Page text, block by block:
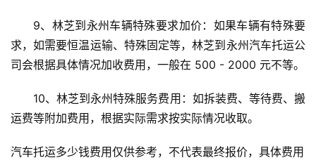
9、林芝到永州车辆特殊要求加价：如果车辆有特殊要
求，如需要恒温运输、特殊固定等，林芝到永州汽车托运公
司会根据具体情况加收费用，一般在 500 - 2000 元不等。
10、林芝到永州特殊服务费用：如拆装费、等待费、搬
运费等附加费用，根据实际需求按实际情况收取。
汽车托运多少钱费用仅供参考，不代表最终报价，具体费用